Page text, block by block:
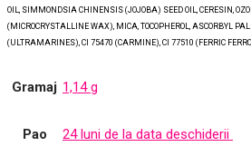
OIL, SIMMONDSIA CHINENSIS (JOJOBA) SEED OIL, CERESIN,
(MICROCRYSTALLINE WAX), MICA, TOCOPHEROL, ASCORBYL
(ULTRAMARINES), CI 75470 (CARMINE), CI 77510 (FERRIC
Gramaj 1,14 g
Pao 24 luni de la data deschiderii